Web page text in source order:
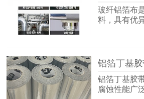
玻纤铝箔布
料，具有优
铝箔丁基胶
腐蚀性能广